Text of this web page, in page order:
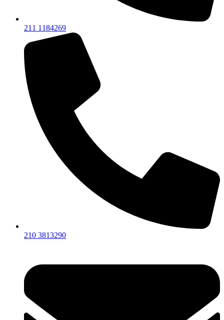
211 1184269
210 3813290